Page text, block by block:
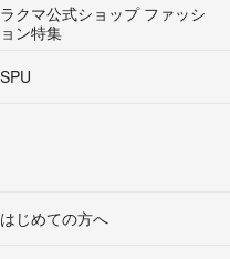
ラクマ公式ショップ ファッシ
ョン特集
SPU
はじめての方へ